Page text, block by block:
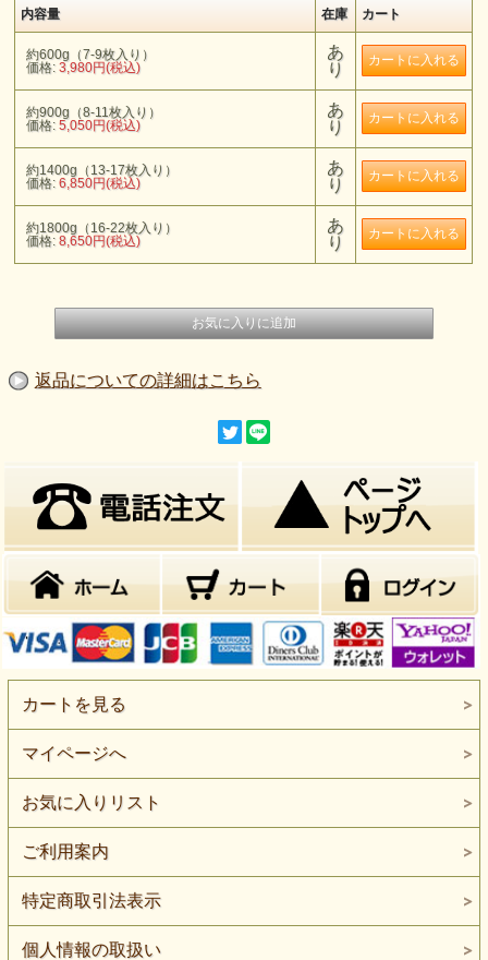
内容量 在庫 カート
約600g（7-9枚入り）
価格:3,980円(税込)
あ
り
約900g（8-11枚入り）
価格:5,050円(税込)
あ
り
約1400g（13-17枚入り）
価格:6,850円(税込)
あ
り
約1800g（16-22枚入り）
価格:8,650円(税込)
あ
り
返品についての詳細はこちら
カートを見る
マイページへ
お気に入りリスト
ご利用案内
特定商取引法表示
個人情報の取扱い